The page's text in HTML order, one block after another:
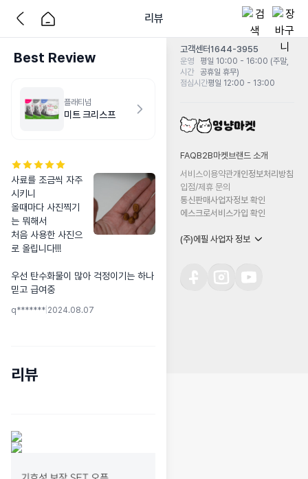
리뷰
Best Review
플래티넘
미트 크리스프
사료를 조금씩 자주
시키니
올때마다 사진찍기
는 뭐해서
처음 사용한 사진으
로 올립니다!!!
우선 탄수화물이 많아 걱정이기는 하나
믿고 급여중
q******* 2024.08.07
리뷰
고객센터1644-3955
운영
시간
평일 10:00 - 16:00 (주말,
공휴일 휴무)
점심시간평일 12:00 - 13:00
FAQB2B마켓 브랜드 소개
서비스이용약관개인정보처리방침
입점/제휴 문의
통신판매사업자정보 확인
에스크로서비스가입 확인
(주)에필 사업자 정보